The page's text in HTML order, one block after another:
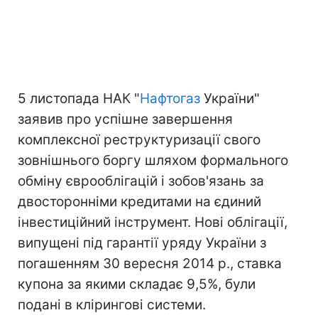
5 листопада НАК "Нафтогаз України"
заявив про успішне завершення
комплексної реструктуризації свого
зовнішнього боргу шляхом формального
обміну єврооблігацій і зобов'язань за
двосторонніми кредитами на єдиний
інвестиційний інструмент. Нові облігації,
випущені під гарантії уряду України з
погашенням 30 вересня 2014 р., ставка
купона за якими складає 9,5%, були
подані в клірингові системи.